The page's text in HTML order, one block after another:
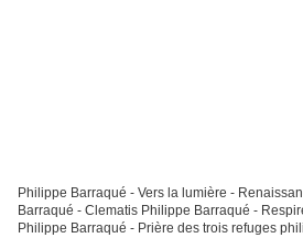
Philippe Barraqué - Vers la lumière -
Barraqué - Clematis Philippe Barraqué -
Philippe Barraqué - Prière des trois refuges